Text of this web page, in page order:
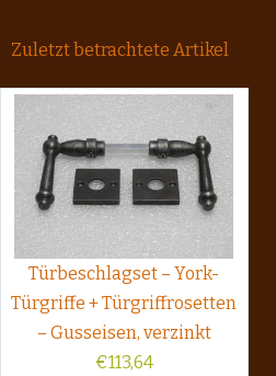
Zuletzt betrachtete Artikel
Türbeschlagset – York-
Türgriffe + Türgriffrosetten
– Gusseisen, verzinkt
€113,64